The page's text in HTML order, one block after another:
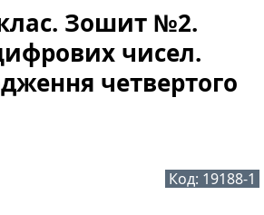
Зошит №2.
чисел.
четвертого
Код: 19188-1